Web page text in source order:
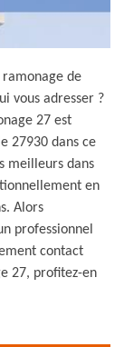
ramonage de
vous adresser ?
27 est
27930 dans ce
meilleurs dans
en
Alors
professionnel
contact
27, profitez-en